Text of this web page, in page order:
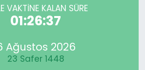
VAKTINE KALAN SÜRE
01:26:37
Ağustos 2026
23 Safer 1448